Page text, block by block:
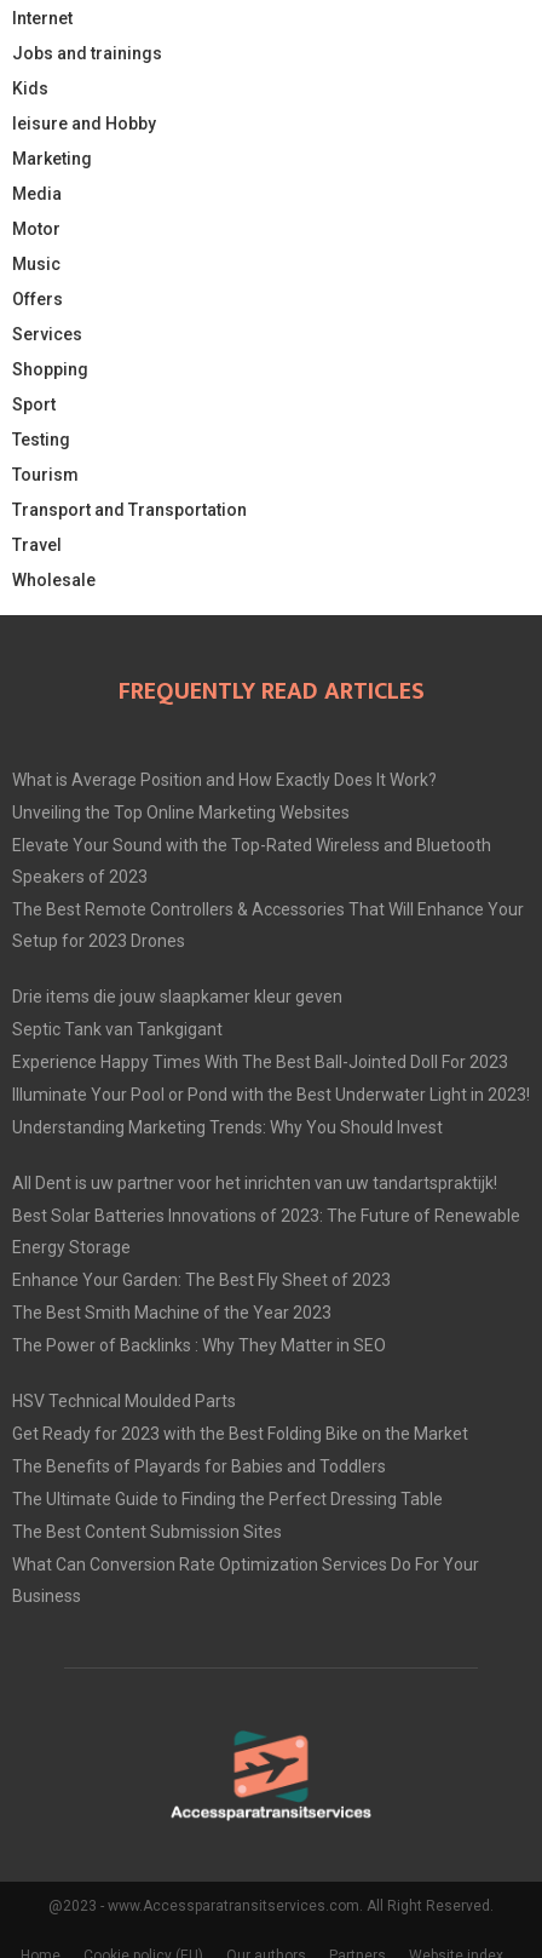
Internet
Jobs and trainings
Kids
leisure and Hobby
Marketing
Media
Motor
Music
Offers
Services
Shopping
Sport
Testing
Tourism
Transport and Transportation
Travel
Wholesale
FREQUENTLY READ ARTICLES
What is Average Position and How Exactly Does It Work?
Unveiling the Top Online Marketing Websites
Elevate Your Sound with the Top-Rated Wireless and Bluetooth
Speakers of 2023
The Best Remote Controllers & Accessories That Will Enhance Your
Setup for 2023 Drones
Drie items die jouw slaapkamer kleur geven
Septic Tank van Tankgigant
Experience Happy Times With The Best Ball-Jointed Doll For 2023
Illuminate Your Pool or Pond with the Best Underwater Light in 2023!
Understanding Marketing Trends: Why You Should Invest
All Dent is uw partner voor het inrichten van uw tandartspraktijk!
Best Solar Batteries Innovations of 2023: The Future of Renewable
Energy Storage
Enhance Your Garden: The Best Fly Sheet of 2023
The Best Smith Machine of the Year 2023
The Power of Backlinks : Why They Matter in SEO
HSV Technical Moulded Parts
Get Ready for 2023 with the Best Folding Bike on the Market
The Benefits of Playards for Babies and Toddlers
The Ultimate Guide to Finding the Perfect Dressing Table
The Best Content Submission Sites
What Can Conversion Rate Optimization Services Do For Your
Business
@2023 - www.Accessparatransitservices.com. All Right Reserved.